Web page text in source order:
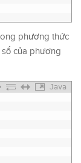
phương thức
của phương
Java